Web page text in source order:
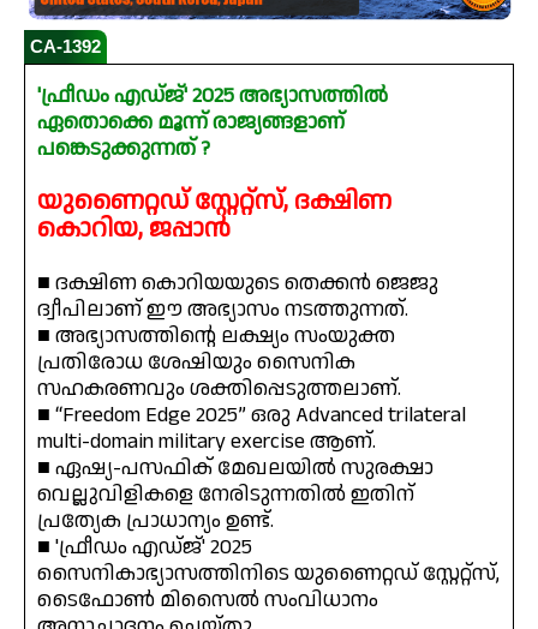
CA-1392
'ഫ്രീഡം എഡ്ജ്' 2025 അഭ്യാസത്തിൽ
ഏതൊക്കെ മൂന്ന് രാജ്യങ്ങളാണ്
പങ്കെടുക്കുന്നത് ?
യുണൈറ്റഡ് സ്റ്റേറ്റ്സ്, ദക്ഷിണ
കൊറിയ, ജപ്പാൻ
■ ദക്ഷിണ കൊറിയയുടെ തെക്കൻ ജെജു
ദ്വീപിലാണ് ഈ അഭ്യാസം നടത്തുന്നത്.
■ അഭ്യാസത്തിന്റെ ലക്ഷ്യം സംയുക്ത
പ്രതിരോധ ശേഷിയും സൈനിക
സഹകരണവും ശക്തിപ്പെടുത്തലാണ്.
■ “Freedom Edge 2025” ഒരു Advanced trilateral
multi-domain military exercise ആണ്.
■ ഏഷ്യ-പസഫിക് മേഖലയിൽ സുരക്ഷാ
വെല്ലുവിളികളെ നേരിടുന്നതിൽ ഇതിന്
പ്രത്യേക പ്രാധാന്യം ഉണ്ട്.
■ 'ഫ്രീഡം എഡ്ജ്' 2025
സൈനികാഭ്യാസത്തിനിടെ യുണൈറ്റഡ് സ്റ്റേറ്റ്സ്,
ടൈഫോൺ മിസൈൽ സംവിധാനം